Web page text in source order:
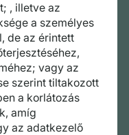
, illetve az
a személyes
de az érintett
vagy az
szerint tiltakozott
a korlátozás
amíg
az adatkezelő